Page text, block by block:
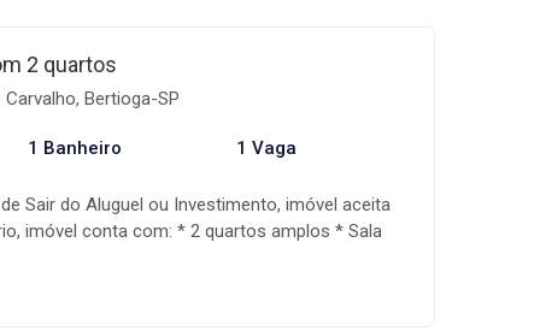
condições e disponibilidade dos imóveis
sem aviso prévio.
2 quartos
Bertioga-SP
1 Banheiro 1 Vaga
Sair do Aluguel ou Investimento, imóvel aceita
imóvel conta com: * 2 quartos amplos * Sala
A Mandala imóveis é uma empresa